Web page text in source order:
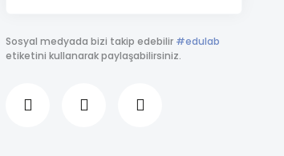
Sosyal medyada bizi takip edebilir #edulab
etiketini kullanarak paylaşabilirsiniz.